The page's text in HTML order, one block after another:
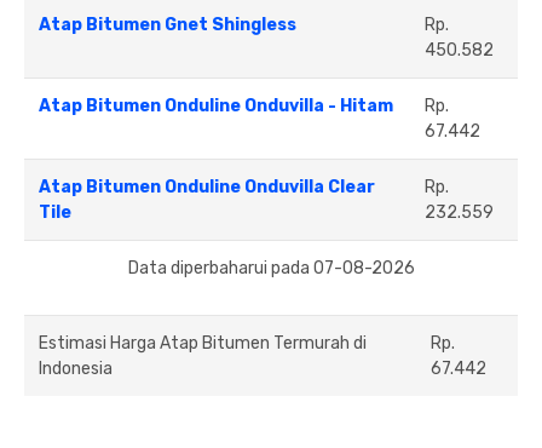
Atap Bitumen Gnet Shingless
Rp.
450.582
Atap Bitumen Onduline Onduvilla - Hitam
Rp.
67.442
Atap Bitumen Onduline Onduvilla Clear
Tile
Rp.
232.559
Data diperbaharui pada 07-08-2026
Estimasi Harga Atap Bitumen Termurah di
Indonesia
Rp.
67.442